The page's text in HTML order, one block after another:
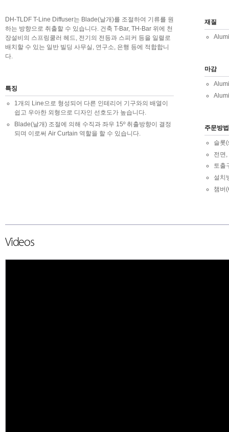
DH-TLDF T-Line Diffuser는 Blade(날개)를 조절하여 기류를 원
하는 방향으로 취출할 수 있습니다. 건축 T-Bar, TH-Bar 위에 천
장설비의 스프링쿨러 헤드, 전기의 전등과 스피커 등을 일렬로
배치할 수 있는 일반 빌딩 사무실, 연구소, 은행 등에 적합합니
다.
특징
1개의 Line으로 형성되어 다른 인테리어 기구와의 배열이
쉽고 우아한 외형으로 디자인 선호도가 높습니다.
Blade(날개) 조절에 의해 수직과 좌우 15º 취출방향이 결정
되며 이로써 Air Curtain 역할을 할 수 있습니다.
재질
마감
주문방법
슬롯
전면
토출
설치
챔버
Videos